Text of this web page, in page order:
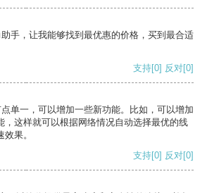
手，让我能够找到最优惠的价格，买到最合适
支持[0] 反对[0]
单一，可以增加一些新功能。比如，可以增加
，这样就可以根据网络情况自动选择最优的线
果。
支持[0] 反对[0]